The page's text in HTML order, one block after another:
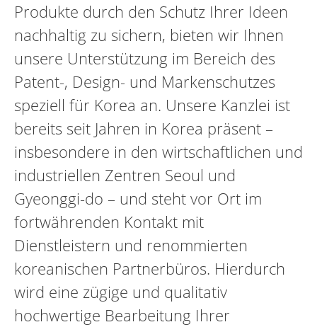
Produkte durch den Schutz Ihrer Ideen
nachhaltig zu sichern, bieten wir Ihnen
unsere Unterstützung im Bereich des
Patent-, Design- und Markenschutzes
speziell für Korea an. Unsere Kanzlei ist
bereits seit Jahren in Korea präsent –
insbesondere in den wirtschaftlichen und
industriellen Zentren Seoul und
Gyeonggi-do – und steht vor Ort im
fortwährenden Kontakt mit
Dienstleistern und renommierten
koreanischen Partnerbüros. Hierdurch
wird eine zügige und qualitativ
hochwertige Bearbeitung Ihrer